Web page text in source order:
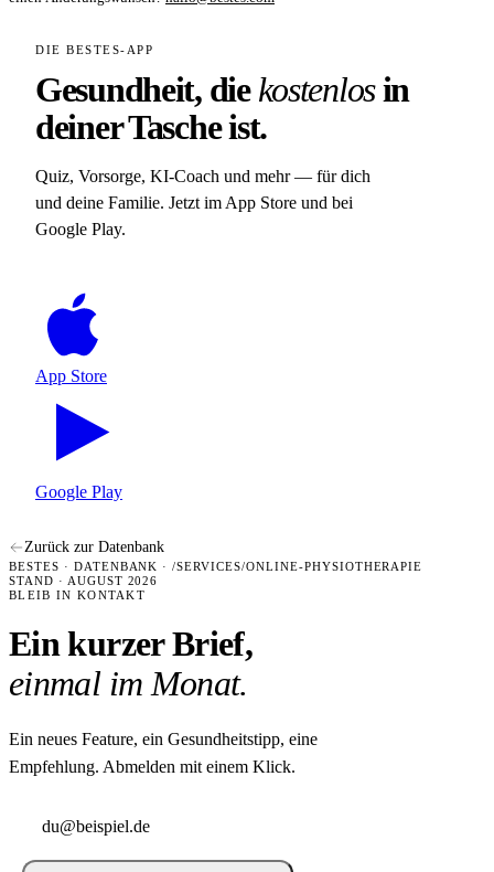
DIE BESTES-APP
Gesundheit, diekostenlosin
deiner Tasche ist.
Quiz, Vorsorge, KI-Coach und mehr — für dich
und deine Familie. Jetzt im App Store und bei
Google Play.
App Store
Google Play
Zurück zur Datenbank
BESTES · DATENBANK · /SERVICES/ONLINE-PHYSIOTHERAPIE
STAND · AUGUST 2026
BLEIB IN KONTAKT
Ein kurzer Brief,
einmal im Monat.
Ein neues Feature, ein Gesundheitstipp, eine
Empfehlung. Abmelden mit einem Klick.